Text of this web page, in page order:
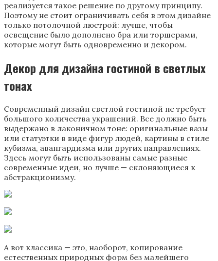
реализуется такое решение по другому принципу.
Поэтому не стоит ограничивать себя в этом дизайне
только потолочной люстрой: лучше, чтобы
освещение было дополнено бра или торшерами,
которые могут быть одновременно и декором.
Декор для дизайна гостиной в светлых
тонах
Современный дизайн светлой гостиной не требует
большого количества украшений. Все должно быть
выдержано в лаконичном тоне: оригинальные вазы
или статуэтки в виде фигур людей, картины в стиле
кубизма, авангардизма или других направлениях.
Здесь могут быть использованы самые разные
современные идеи, но лучше — склоняющиеся к
абстракционизму.
А вот классика — это, наоборот, копирование
естественных природных форм без малейшего